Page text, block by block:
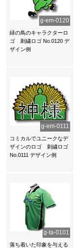
g-em-0120
緑の鳥のキャラクターロ
ゴ 刺繍ロゴ No.0120 デ
ザイン例
g-em-0111
コミカルでユニークなデ
ザインのロゴ 刺繍ロゴ
No.0111 デザイン例
g-ta-0101
落ち着いた印象を与える